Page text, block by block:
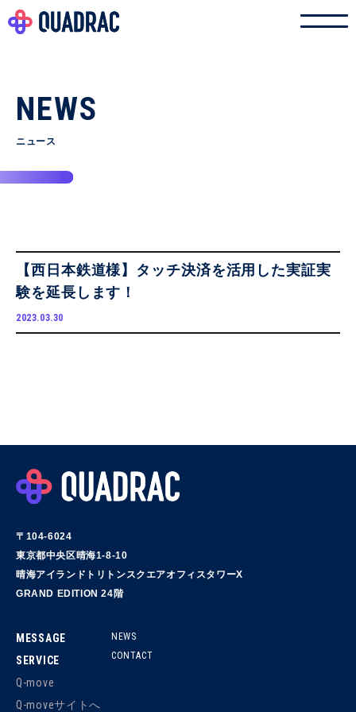
NEWS
ニュース
【西日本鉄道様】タッチ決済を活用した実証実
験を延長します！
2023.03.30
〒104-6024
東京都中央区晴海1-8-10
晴海アイランドトリトンスクエアオフィスタワーX
GRAND EDITION 24階
MESSAGE
SERVICE
Q-move
Q-moveサイトへ
NEWS
CONTACT